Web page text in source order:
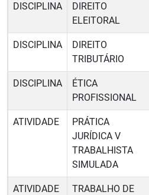
DISCIPLINA
DIREITO
ELEITORAL
DISCIPLINA
DIREITO
TRIBUTÁRIO
DISCIPLINA
ÉTICA
PROFISSIONAL
ATIVIDADE
PRÁTICA
JURÍDICA V 
TRABALHISTA
SIMULADA
ATIVIDADE
TRABALHO DE